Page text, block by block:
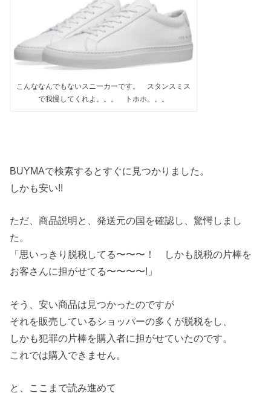
こんななんでもないスニーカーです。 スタンスミス
で我慢してくれよ。。。 トホホ。。。
BUYMAで検索するとすぐに見つかりました。
しかも安い!!
ただ、商品説明と、発送元の国を確認し、驚愕しまし
た。
「思いっきり脱税してる〜〜〜！ しかも脱税の片棒を
お客さんに担がせてる〜〜〜〜!」
そう、安い商品は見つかったのですが
それを販売しているショッパーの多くが脱税をし、
しかも犯罪の片棒を購入者に担がせていたのです。
これでは購入できません。
と、ここまで読み進めて